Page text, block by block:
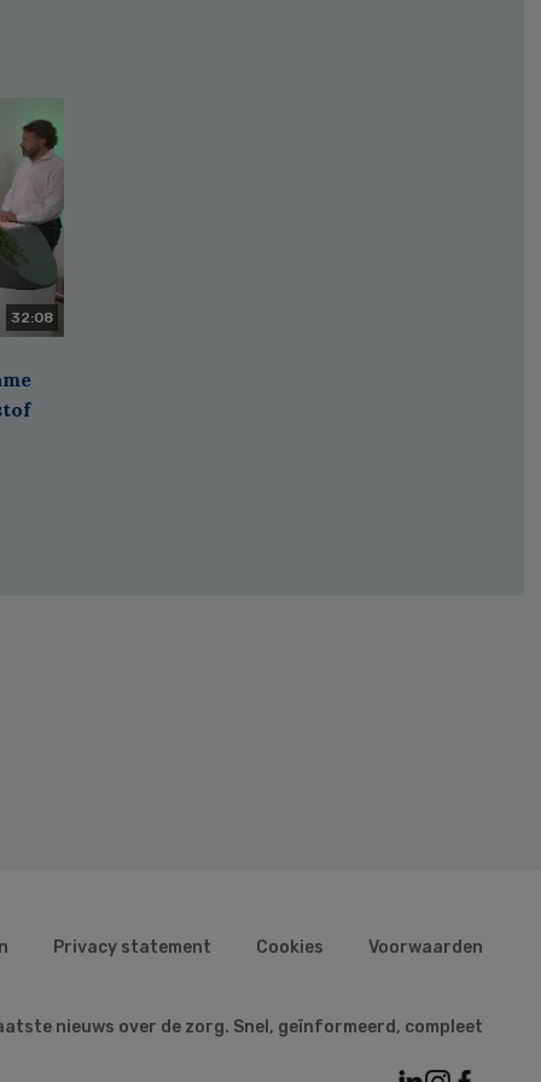
32:08
Privacy statement Cookies Voorwaarden
nieuws over de zorg. Snel, geïnformeerd, compleet